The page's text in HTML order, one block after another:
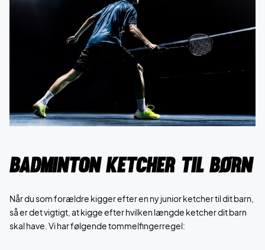
Badminton ketcher til børn
Når du som forældre kigger efter en ny junior ketcher til dit barn,
så er det vigtigt, at kigge efter hvilken længde ketcher dit barn
skal have. Vi har følgende tommelfingerregel: